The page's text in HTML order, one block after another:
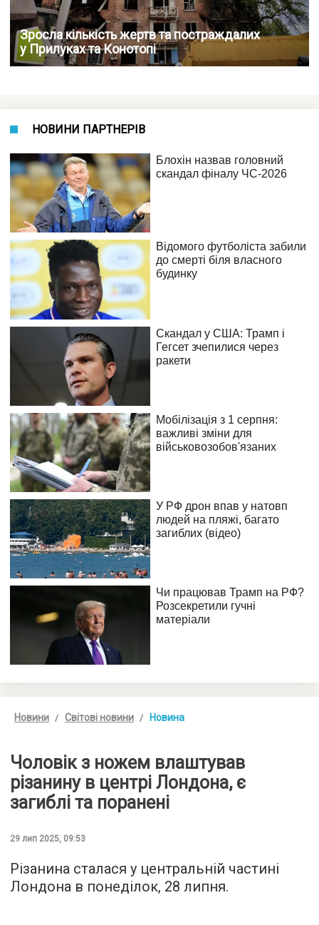
Зросла кількість жертв та постраждалих
у Прилуках та Конотопі
НОВИНИ ПАРТНЕРІВ
Новини Світові новини Новина
Чоловік з ножем влаштував
різанину в центрі Лондона, є
загиблі та поранені
29 лип 2025, 09:53
Різанина сталася у центральній частині
Лондона в понеділок, 28 липня.